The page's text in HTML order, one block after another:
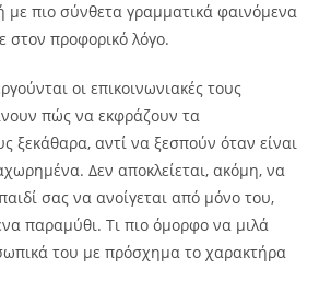
με πιο σύνθετα γραμματικά φαινόμενα
στον προφορικό λόγο.
οι επικοινωνιακές τους
πώς να εκφράζουν τα
ξεκάθαρα, αντί να ξεσπούν όταν είναι
Δεν αποκλείεται, ακόμη, να
σας να ανοίγεται από μόνο του,
παραμύθι. Τι πιο όμορφο να μιλά
του με πρόσχημα το χαρακτήρα